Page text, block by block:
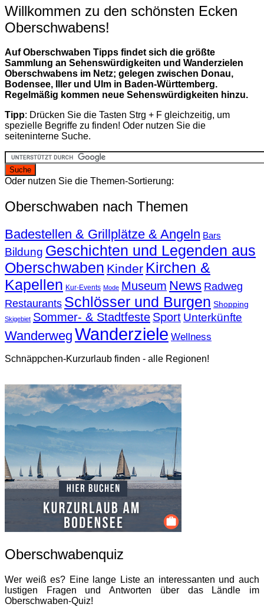
Willkommen zu den schönsten Ecken
Oberschwabens!
Auf Oberschwaben Tipps findet sich die größte
Sammlung an Sehenswürdigkeiten und Wanderzielen
Oberschwabens im Netz; gelegen zwischen Donau,
Bodensee, Iller und Ulm in Baden-Württemberg.
Regelmäßig kommen neue Sehenswürdigkeiten hinzu.
Tipp: Drücken Sie die Tasten Strg + F gleichzeitig, um
spezielle Begriffe zu finden! Oder nutzen Sie die
seiteninterne Suche.
Oder nutzen Sie die Themen-Sortierung:
Oberschwaben nach Themen
Badestellen & Grillplätze & Angeln Bars
Bildung Geschichten und Legenden aus
Oberschwaben Kinder Kirchen &
Kapellen Kur-Events Mode Museum News Radweg
Restaurants Schlösser und Burgen Shopping
Skigebiet Sommer- & Stadtfeste Sport Unterkünfte
Wanderweg Wanderziele Wellness
Schnäppchen-Kurzurlaub finden - alle Regionen!
Oberschwabenquiz
Wer weiß es? Eine lange Liste an interessanten und auch
lustigen Fragen und Antworten über das Ländle im
Oberschwaben-Quiz!